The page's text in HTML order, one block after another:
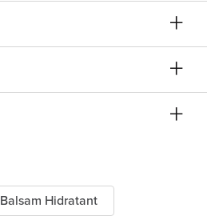
Balsam Hidratant